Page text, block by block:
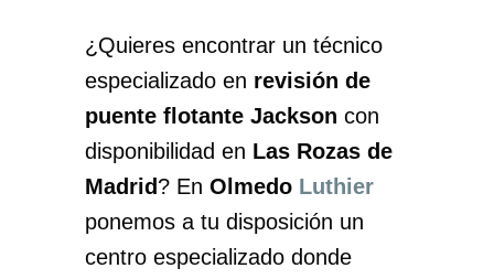
¿Quieres encontrar un técnico
especializado en revisión de
puente flotante Jackson con
disponibilidad en Las Rozas de
Madrid? En Olmedo Luthier
ponemos a tu disposición un
centro especializado donde